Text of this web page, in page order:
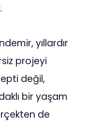
yıllardır
projeyi
değil,
bir yaşam
de